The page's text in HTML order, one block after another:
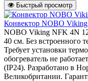
Быстрый просмотр
Конвектор NOBO
NOBO Viking NFK 4N 12
40 см. Без встроенного
Требует установки
обогреватель не
(IP24). Разработано в
Великобритании.